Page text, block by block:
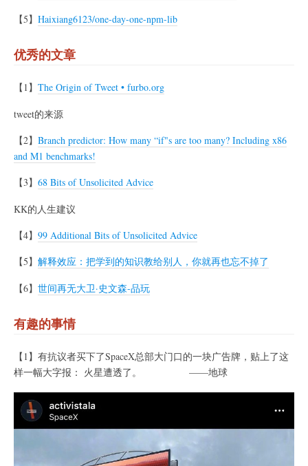
【5】 Haixiang6123/one-day-one-npm-lib
优秀的文章
【1】 The Origin of Tweet • furbo.org
tweet的来源
【2】 Branch predictor: How many “if"s are too many? Including x86
and M1 benchmarks!
【3】 68 Bits of Unsolicited Advice
KK的人生建议
【4】 99 Additional Bits of Unsolicited Advice
【5】 解释效应：把学到的知识教给别人，你就再也忘不掉了
【6】 世间再无大卫·史文森-品玩
有趣的事情
【1】有抗议者买下了SpaceX总部大门口的一块广告牌，贴上了这
样一幅大字报： 火星遭透了。 ——地球